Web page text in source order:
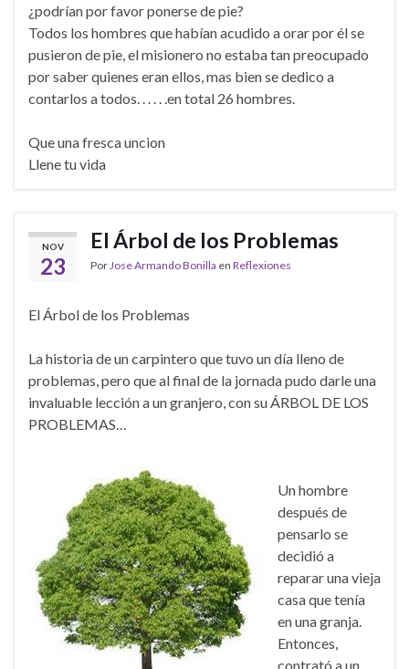
¿podrían por favor ponerse de pie?
Todos los hombres que habían acudido a orar por él se
pusieron de pie, el misionero no estaba tan preocupado
por saber quienes eran ellos, mas bien se dedico a
contarlos a todos. . . . . .en total 26 hombres.
Que una fresca uncion
Llene tu vida
NOV
23
El Árbol de los Problemas
Por Jose Armando Bonilla en Reflexiones
El Árbol de los Problemas
La historia de un carpintero que tuvo un día lleno de
problemas, pero que al final de la jornada pudo darle una
invaluable lección a un granjero, con su ÁRBOL DE LOS
PROBLEMAS…
Un hombre
después de
pensarlo se
decidió a
reparar una vieja
casa que tenía
en una granja.
Entonces,
contrató a un